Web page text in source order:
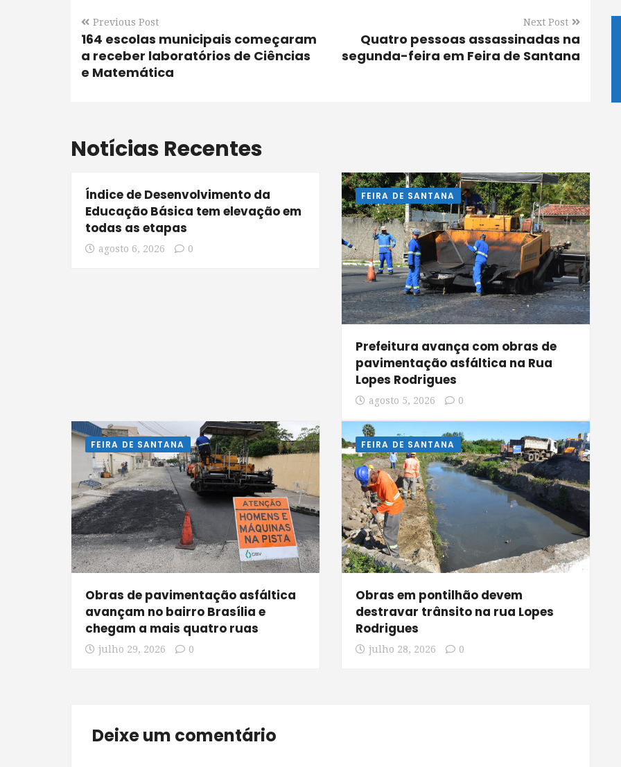
Previous Post
164 escolas municipais começaram
a receber laboratórios de Ciências
e Matemática
Next Post
Quatro pessoas assassinadas na
segunda-feira em Feira de Santana
Notícias Recentes
Índice de Desenvolvimento da
Educação Básica tem elevação em
todas as etapas
agosto 6, 2026 0
FEIRA DE SANTANA
Prefeitura avança com obras de
pavimentação asfáltica na Rua
Lopes Rodrigues
agosto 5, 2026 0
FEIRA DE SANTANA
Obras de pavimentação asfáltica
avançam no bairro Brasília e
chegam a mais quatro ruas
julho 29, 2026 0
FEIRA DE SANTANA
Obras em pontilhão devem
destravar trânsito na rua Lopes
Rodrigues
julho 28, 2026 0
Deixe um comentário